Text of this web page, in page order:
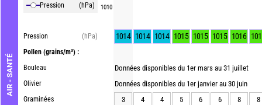
AIR - SANTÉ
Pression (hPa)
Pression
(hPa)
Pollen (grains/m³) :
Bouleau
Olivier
Graminées
1010
1014 1014 1014 1015 1015 1015 1016
Données disponibles du 1er mars au 31 juillet
Données disponibles du 1er janvier au 30 juin
3
4 4 5 6 6 8
8